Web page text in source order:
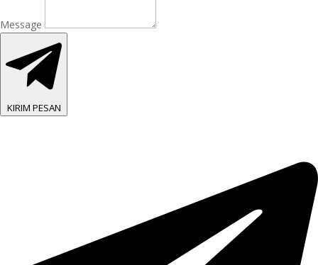
Message
KIRIM PESAN